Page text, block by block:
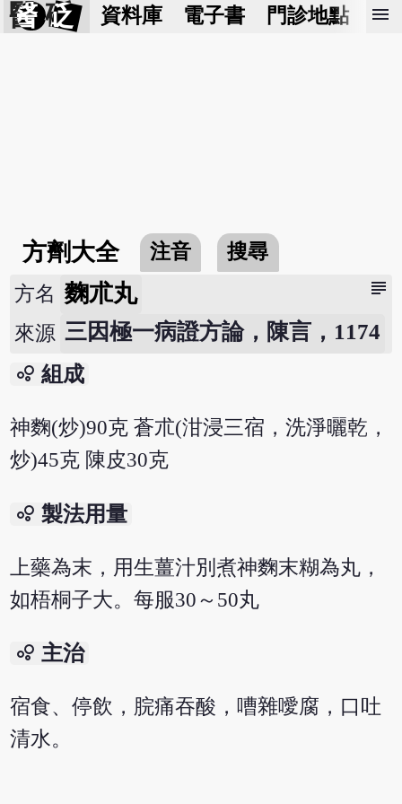
醫 砭 資料庫 電子書 門診地點 預
menu
方劑大全 注音 搜尋
subject
方名 麴朮丸
來源 三因極一病證方論，陳言，1174
bubble_chart 組成
神麴(炒)90克 蒼朮(泔浸三宿，洗淨曬乾，
炒)45克 陳皮30克
bubble_chart 製法用量
上藥為末，用生薑汁別煮神麴末糊為丸，
如梧桐子大。每服30～50丸
bubble_chart 主治
宿食、停飲，脘痛吞酸，嘈雜噯腐，口吐
清水。